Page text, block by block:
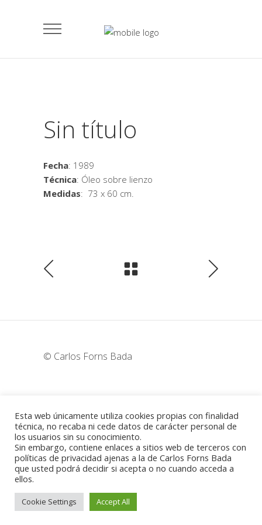
Sin título
Fecha: 1989
Técnica: Óleo sobre lienzo
Medidas: 73 x 60 cm.
© Carlos Forns Bada
Madrid - España
Esta web únicamente utiliza cookies propias con finalidad
técnica, no recaba ni cede datos de carácter personal de
los usuarios sin su conocimiento.
Sin embargo, contiene enlaces a sitios web de terceros con
políticas de privacidad ajenas a la de Carlos Forns Bada
que usted podrá decidir si acepta o no cuando acceda a
ellos.
Cookie Settings Accept All